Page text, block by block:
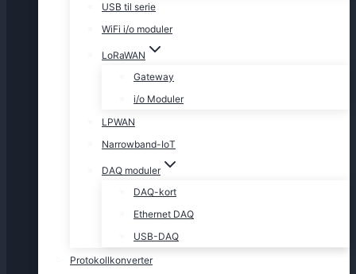
USB til serie
WiFi i/o moduler
LoRaWAN
Gateway
i/o Moduler
LPWAN
Narrowband-IoT
DAQ moduler
DAQ-kort
Ethernet DAQ
USB-DAQ
Protokollkonverter